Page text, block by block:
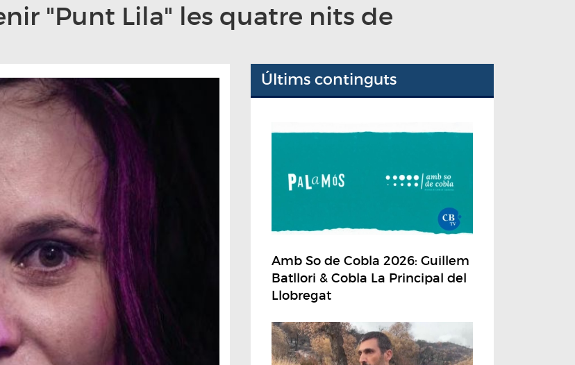
"Punt Lila" les quatre nits de
Últims continguts
Amb So de Cobla 2026: Guillem
Batllori & Cobla La Principal del
Llobregat